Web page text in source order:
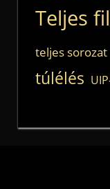
Teljes
teljes
túlélés